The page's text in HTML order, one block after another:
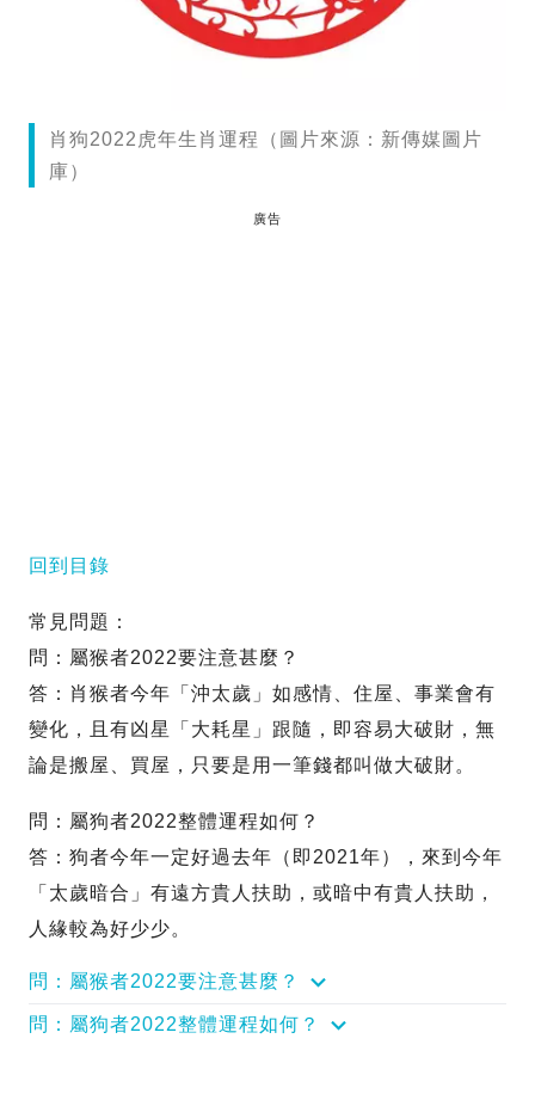
肖狗2022虎年生肖運程（圖片來源：新傳媒圖片
庫）
廣告
回到目錄
常見問題：
問：屬猴者2022要注意甚麼？
答：肖猴者今年「沖太歲」如感情、住屋、事業會有
變化，且有凶星「大耗星」跟隨，即容易大破財，無
論是搬屋、買屋，只要是用一筆錢都叫做大破財。
問：屬狗者2022整體運程如何？
答：狗者今年一定好過去年（即2021年），來到今年
「太歲暗合」有遠方貴人扶助，或暗中有貴人扶助，
人緣較為好少少。
問：屬猴者2022要注意甚麼？
問：屬狗者2022整體運程如何？